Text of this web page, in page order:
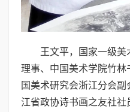
王文平，国家一级
理事、中国美术学院竹
国美术研究会浙江分会
江省政协诗书画之友社